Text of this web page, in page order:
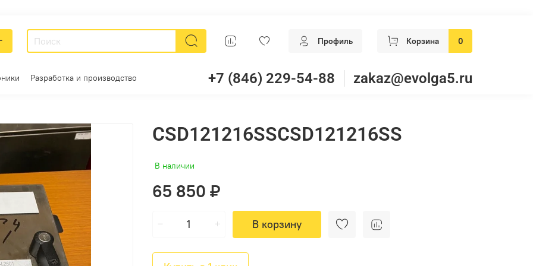
Профиль Корзина 0
Разработка и производство +7 (846) 229-54-88 zakaz@evolga5.ru
CSD121216SSCSD121216SS
В наличии
65 850 ₽
В корзину